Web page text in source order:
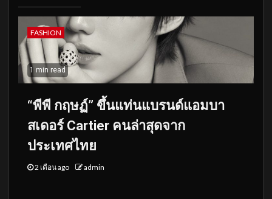
FASHION
1 min read
“พีพี กฤษฏ์” ขึ้นแท่นแบรนด์แอมบา
สเดอร์ Cartier คนล่าสุดจาก
ประเทศไทย
2 เดือน ago admin